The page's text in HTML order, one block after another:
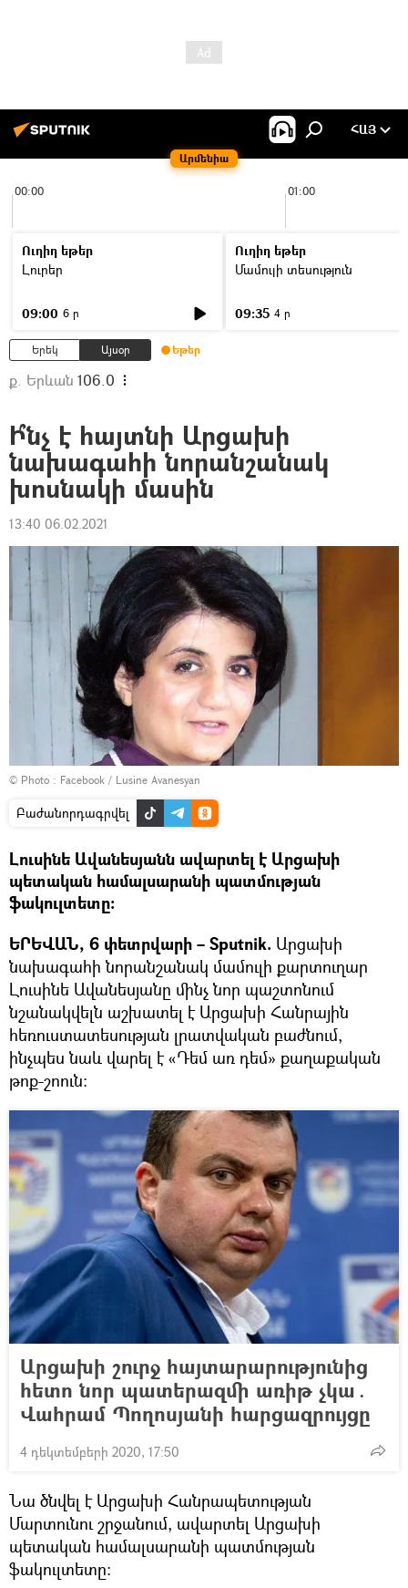
Արմենիա
ՀԱՅ
00:00 01:00
Ուղիղ եթեր
Լուրեր
09:00 6 ր
Ուղիղ եթեր
Մամուլի տեսություն
09:35 4 ր
Երեկ Այսօր Եթեր
ք. Երևան 106.0
Ի՞նչ է հայտնի Արցախի
նախագահի նորանշանակ
խոսնակի մասին
13:40 06.02.2021
© Photo : Facebook / Lusine Avanesyan
Բաժանորդագրվել
Լուսինե Ավանեսյանն ավարտել է Արցախի
պետական համալսարանի պատմության
ֆակուլտետը:
ԵՐԵՎԱՆ, 6 փետրվարի – Sputnik. Արցախի
նախագահի նորանշանակ մամուլի քարտուղար
Լուսինե Ավանեսյանը մինչ նոր պաշտոնում
նշանակվելն աշխատել է Արցախի Հանրային
հեռուստատեսության լրատվական բաժնում,
ինչպես նաև վարել է «Դեմ առ դեմ» քաղաքական
թոք-շոուն:
Արցախի շուրջ հայտարարությունից
հետո նոր պատերազմի առիթ չկա․
Վահրամ Պողոսյանի հարցազրույցը
4 դեկտեմբերի 2020, 17:50
Նա ծնվել է Արցախի Հանրապետության
Մարտունու շրջանում, ավարտել Արցախի
պետական համալսարանի պատմության
ֆակուլտետը: